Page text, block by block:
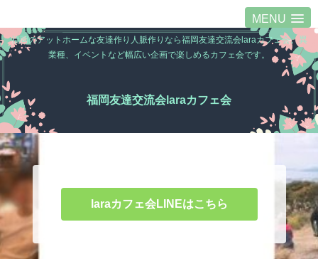
MENU
福岡のアットホームな友達作り人脈作りなら福岡友達交流会laraカフェ会。異
業種、イベントなど幅広い企画で楽しめるカフェ会です。
福岡友達交流会laraカフェ会
laraカフェ会LINEはこちら